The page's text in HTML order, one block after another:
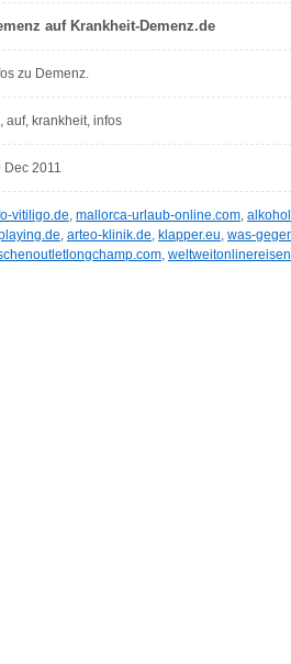
auf Krankheit-Demenz.de
zu Demenz.
auf, krankheit, infos
Dec 2011
vitiligo.de, mallorca-urlaub-online.com,
, arteo-klinik.de, klapper.eu, was-
,